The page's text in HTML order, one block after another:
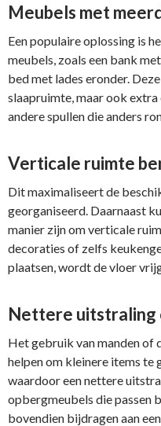
Meubels met
Een populaire oplossing is
meubels, zoals een bank
bed met lades eronder.
slaapruimte, maar ook
andere spullen die anders
Verticale ruimte
Dit maximaliseert de
georganiseerd. Daarnaast
manier zijn om verticale
decoraties of zelfs
plaatsen, wordt de vloer
Nettere uitstraling
Het gebruik van manden of
helpen om kleinere items te
waardoor een nettere
opbergmeubels die passen
bovendien bijdragen aan